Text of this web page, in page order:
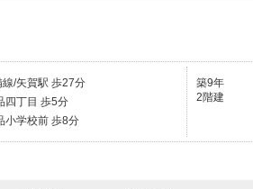
線/矢賀駅 歩27分
四丁目 歩5分
小学校前 歩8分
築9年
2階建